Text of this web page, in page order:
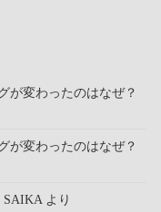
変わったのはなぜ？
変わったのはなぜ？
SAIKAより